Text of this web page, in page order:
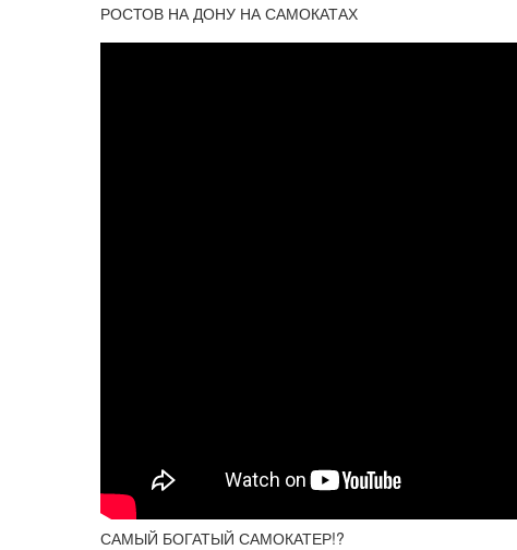
РОСТОВ НА ДОНУ НА САМОКАТАХ
САМЫЙ БОГАТЫЙ САМОКАТЕР!?